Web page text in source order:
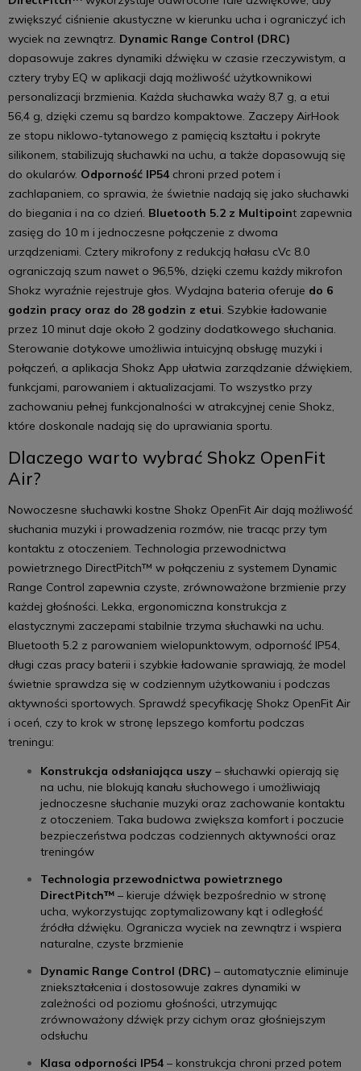
zwiększyć ciśnienie akustyczne w kierunku ucha i ograniczyć ich
wyciek na zewnątrz. Dynamic Range Control (DRC)
dopasowuje zakres dynamiki dźwięku w czasie rzeczywistym, a
cztery tryby EQ w aplikacji dają możliwość użytkownikowi
personalizacji brzmienia. Każda słuchawka waży 8,7 g, a etui
56,4 g, dzięki czemu są bardzo kompaktowe. Zaczepy AirHook
ze stopu niklowo-tytanowego z pamięcią kształtu i pokryte
silikonem, stabilizują słuchawki na uchu, a także dopasowują się
do okularów. Odporność IP54chroni przed potem i
zachlapaniem, co sprawia, że świetnie nadają się jako słuchawki
do biegania i na co dzień. Bluetooth 5.2 z Multipoint zapewnia
zasięg do 10 m i jednoczesne połączenie z dwoma
urządzeniami. Cztery mikrofony z redukcją hałasu cVc 8.0
ograniczają szum nawet o 96,5%, dzięki czemu każdy mikrofon
Shokz wyraźnie rejestruje głos. Wydajna bateria oferuje do 6
godzin pracy oraz do 28 godzin z etui. Szybkie ładowanie
przez 10 minut daje około 2 godziny dodatkowego słuchania.
Sterowanie dotykowe umożliwia intuicyjną obsługę muzyki i
połączeń, a aplikacja Shokz App ułatwia zarządzanie dźwiękiem,
funkcjami, parowaniem i aktualizacjami. To wszystko przy
zachowaniu pełnej funkcjonalności w atrakcyjnej cenie Shokz,
które doskonale nadają się do uprawiania sportu.
Dlaczego warto wybrać Shokz OpenFit
Air?
Nowoczesne słuchawki kostne Shokz OpenFit Air dają możliwość
słuchania muzyki i prowadzenia rozmów, nie tracąc przy tym
kontaktu z otoczeniem. Technologia przewodnictwa
powietrznego DirectPitch™ w połączeniu z systemem Dynamic
Range Control zapewnia czyste, zrównoważone brzmienie przy
każdej głośności. Lekka, ergonomiczna konstrukcja z
elastycznymi zaczepami stabilnie trzyma słuchawki na uchu.
Bluetooth 5.2 z parowaniem wielopunktowym, odporność IP54,
długi czas pracy baterii i szybkie ładowanie sprawiają, że model
świetnie sprawdza się w codziennym użytkowaniu i podczas
aktywności sportowych. Sprawdź specyfikację Shokz OpenFit Air
i oceń, czy to krok w stronę lepszego komfortu podczas
treningu:
Konstrukcja odsłaniająca uszy– słuchawki opierają się
na uchu, nie blokują kanału słuchowego i umożliwiają
jednoczesne słuchanie muzyki oraz zachowanie kontaktu
z otoczeniem. Taka budowa zwiększa komfort i poczucie
bezpieczeństwa podczas codziennych aktywności oraz
treningów
Technologia przewodnictwa powietrznego
DirectPitch™– kieruje dźwięk bezpośrednio w stronę
ucha, wykorzystując zoptymalizowany kąt i odległość
źródła dźwięku. Ogranicza wyciek na zewnątrz i wspiera
naturalne, czyste brzmienie
Dynamic Range Control (DRC) – automatycznie eliminuje
zniekształcenia i dostosowuje zakres dynamiki w
zależności od poziomu głośności, utrzymując
zrównoważony dźwięk przy cichym oraz głośniejszym
odsłuchu
Klasa odporności IP54– konstrukcja chroni przed potem